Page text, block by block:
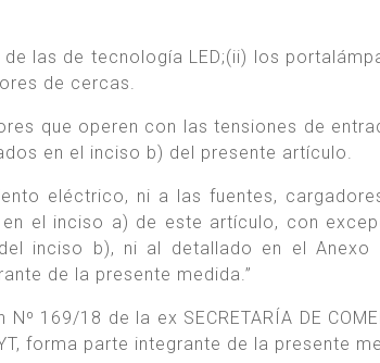
las de tecnología LED;(ii) los
de cercas.
que operen con las tensiones de
en el inciso b) del presente artículo.
eléctrico, ni a las fuentes,
el inciso a) de este artículo, con
inciso b), ni al detallado en el Anexo
de la presente medida.”
169/18 de la ex SECRETARÍA DE
forma parte integrante de la presente